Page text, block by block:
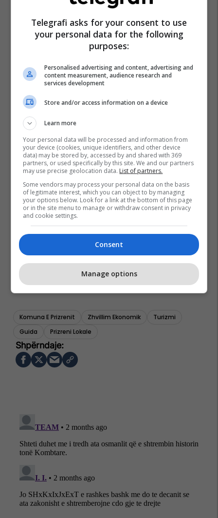
Komuna E Prizrenit Zhvillim Ekonomik
Turizmi
Guida
Prizreni Lokale
Telegrafi asks for your consent to use
your personal data for the following
purposes:
Personalised advertising and content, advertising and
content measurement, audience research and
services development
Store and/or access information on a device
Learn more
Your personal data will be processed and information from
your device (cookies, unique identifiers, and other device
data) may be stored by, accessed by and shared with 369
partners, or used specifically by this site. We and our partners
may use precise geolocation data. List of partners.
Some vendors may process your personal data on the basis
of legitimate interest, which you can object to by managing
your options below. Look for a link at the bottom of this page
or in the site menu to manage or withdraw consent in privacy
and cookie settings.
Consent
Manage options